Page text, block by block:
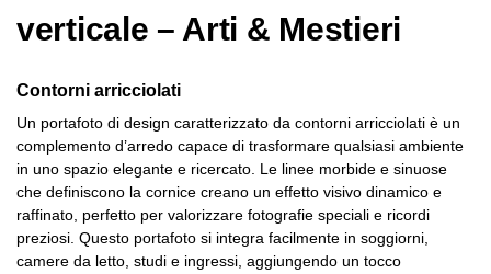
verticale – Arti & Mestieri
Contorni arricciolati
Un portafoto di design caratterizzato da contorni arricciolati è un
complemento d’arredo capace di trasformare qualsiasi ambiente
in uno spazio elegante e ricercato. Le linee morbide e sinuose
che definiscono la cornice creano un effetto visivo dinamico e
raffinato, perfetto per valorizzare fotografie speciali e ricordi
preziosi. Questo portafoto si integra facilmente in soggiorni,
camere da letto, studi e ingressi, aggiungendo un tocco